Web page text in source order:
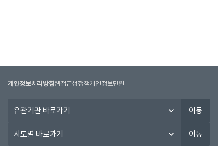
개인정보처리방침웹접근성정책개인정보민원
관
이동
도
이동